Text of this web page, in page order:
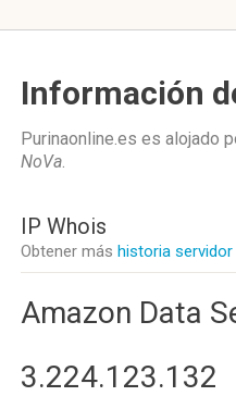
Información
Purinaonline.es es alojado
NoVa.
IP Whois
Obtener más historia servidor
Amazon Data
3.224.123.132